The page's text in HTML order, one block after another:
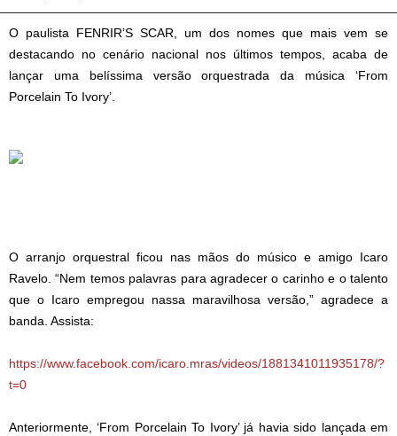
O paulista FENRIR’S SCAR, um dos nomes que mais vem se
destacando no cenário nacional nos últimos tempos, acaba de
lançar uma belíssima versão orquestrada da música ‘From
Porcelain To Ivory’.
O arranjo orquestral ficou nas mãos do músico e amigo Icaro
Ravelo. “Nem temos palavras para agradecer o carinho e o talento
que o Icaro empregou nassa maravilhosa versão,” agradece a
banda. Assista:
https://www.facebook.com/icaro.mras/videos/1881341011935178/?
t=0
Anteriormente, ‘From Porcelain To Ivory’ já havia sido lançada em